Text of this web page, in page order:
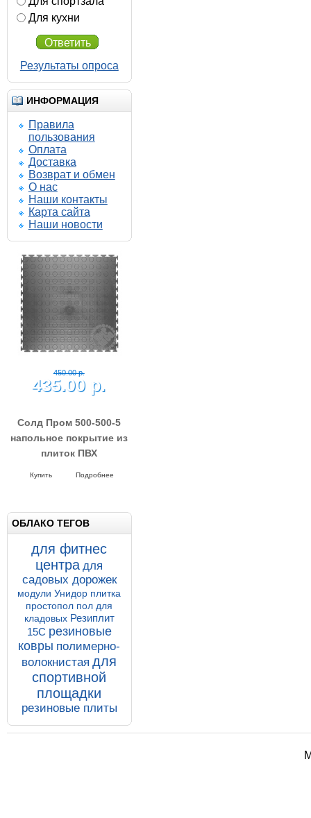
Для кухни
Ответить
Результаты опроса
ИНФОРМАЦИЯ
Правила
пользования
Оплата
Доставка
Возврат и обмен
О нас
Наши контакты
Карта сайта
Наши новости
450.00 р.
435.00 р.
Солд Пром 500-500-5
напольное покрытие из
плиток ПВХ
Напольные покрытия SOLD PROM
5-500-500
Купить Подробнее
ОБЛАКО ТЕГОВ
для фитнес
центра для
садовых дорожек
модули Унидор плитка
простопол пол для
кладовых Резиплит
15С резиновые
ковры полимерно-
волокнистая для
спортивной
площадки
резиновые плиты